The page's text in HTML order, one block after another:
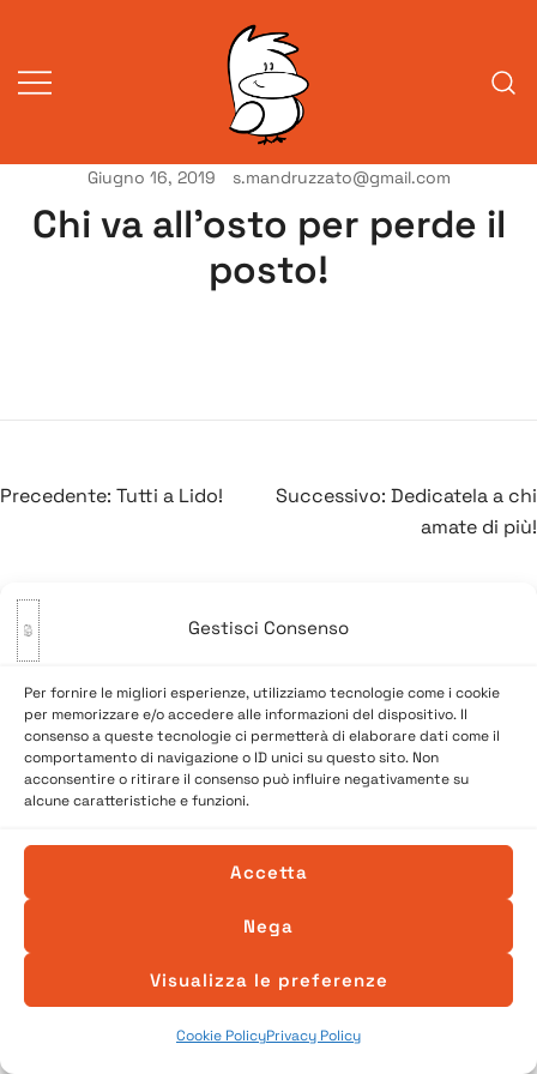
Gestisci Consenso
Per fornire le migliori esperienze, utilizziamo tecnologie come i cookie
per memorizzare e/o accedere alle informazioni del dispositivo. Il
consenso a queste tecnologie ci permetterà di elaborare dati come il
comportamento di navigazione o ID unici su questo sito. Non
acconsentire o ritirare il consenso può influire negativamente su
alcune caratteristiche e funzioni.
Accetta
Nega
Visualizza le preferenze
Cookie PolicyPrivacy Policy
contenuto
A Venessia
Vita da veneziani
Giugno 16, 2019 s.mandruzzato@gmail.com
Chi va all’osto per perde il
posto!
Navigazione
Precedente: Tutti a Lido! Successivo: Dedicatela a chi
amate di più!
SpazioConico